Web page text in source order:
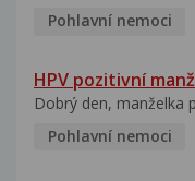
Pohlavní nemoci
HPV pozitivní
Dobrý den, manželka
Pohlavní nemoci